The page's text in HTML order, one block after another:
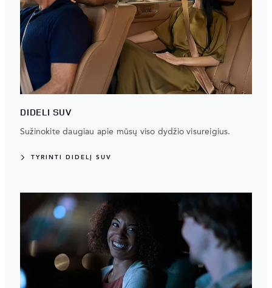
DIDELI SUV
Sužinokite daugiau apie mūsų viso dydžio visureigius.
TYRINTI DIDELĮ SUV